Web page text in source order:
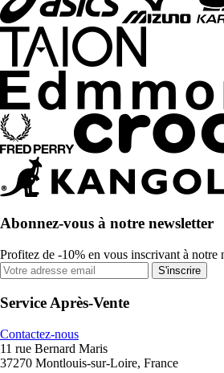
Abonnez-vous à notre newsletter
Profitez de -10% en vous inscrivant à notre
S'inscrire
Service Après-Vente
Contactez-nous
11 rue Bernard Maris
37270 Montlouis-sur-Loire, France